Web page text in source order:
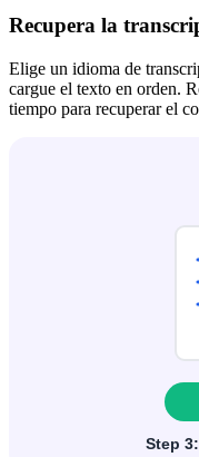
Recupera la
Elige un idioma de
cargue el texto en orden.
tiempo para recuperar el